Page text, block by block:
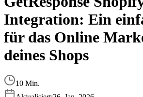
Integration: Ein
für das Online
deines Shops
10 Min.